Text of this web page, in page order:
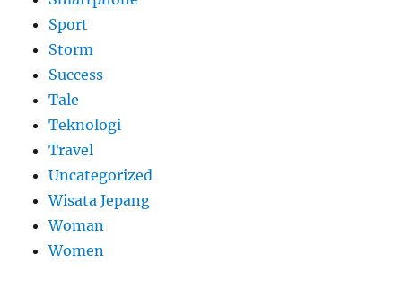
Sport
Storm
Success
Tale
Teknologi
Travel
Uncategorized
Wisata Jepang
Woman
Women